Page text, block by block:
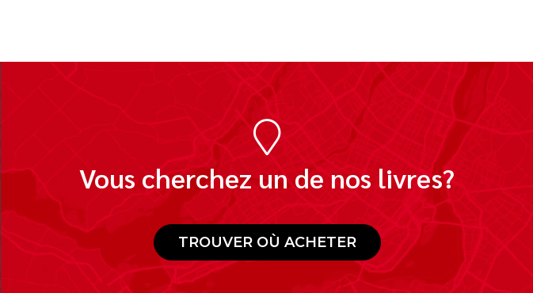
Vous cherchez un de nos livres?
TROUVER OÙ ACHETER